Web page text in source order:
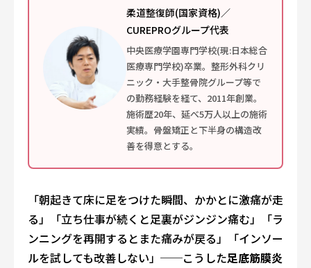
柔道整復師(国家資格)／
CUREPROグループ代表
中央医療学園専門学校(現:日本総合
医療専門学校)卒業。整形外科クリ
ニック・大手整骨院グループ等で
の勤務経験を経て、2011年創業。
施術歴20年、延べ5万人以上の施術
実績。骨盤矯正と下半身の構造改
善を得意とする。
「朝起きて床に足をつけた瞬間、かかとに激痛が走
る」「立ち仕事が続くと足裏がジンジン痛む」「ラ
ンニングを再開するとまた痛みが戻る」「インソー
ルを試しても改善しない」──こうした足底筋膜炎